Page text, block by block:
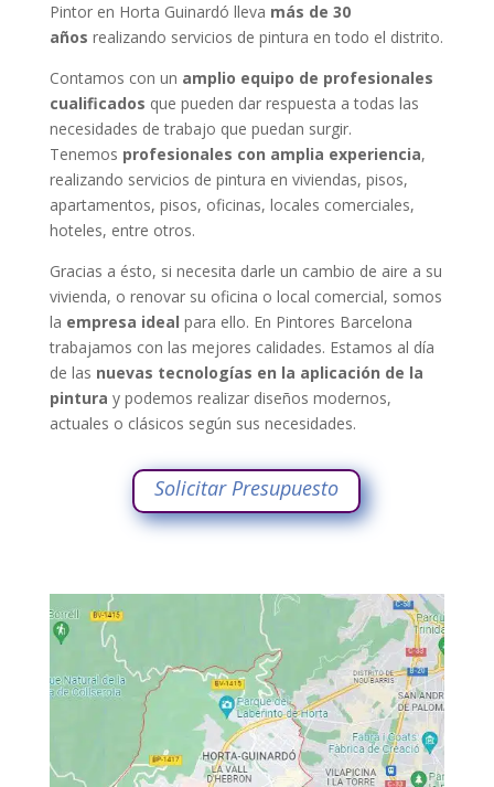
Pintor en Horta Guinardó lleva más de 30
años realizando servicios de pintura en todo el distrito.
Contamos con un amplio equipo de profesionales
cualificados que pueden dar respuesta a todas las
necesidades de trabajo que puedan surgir.
Tenemos profesionales con amplia experiencia,
realizando servicios de pintura en viviendas, pisos,
apartamentos, pisos, oficinas, locales comerciales,
hoteles, entre otros.
Gracias a ésto, si necesita darle un cambio de aire a su
vivienda, o renovar su oficina o local comercial, somos
la empresa ideal para ello. En Pintores Barcelona
trabajamos con las mejores calidades. Estamos al día
de las nuevas tecnologías en la aplicación de la
pintura y podemos realizar diseños modernos,
actuales o clásicos según sus necesidades.
Solicitar Presupuesto